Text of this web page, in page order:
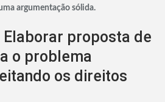
argumentação sólida.
Elaborar proposta de
o problema
os direitos